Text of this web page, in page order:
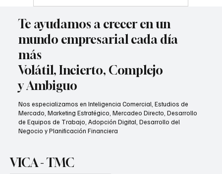
Te ayudamos a crecer en un
mundo empresarial cada día
más
Volátil, Incierto, Complejo
y Ambiguo
Nos especializamos en Inteligencia Comercial, Estudios de
Mercado, Marketing Estratégico, Mercadeo Directo, Desarrollo
de Equipos de Trabajo, Adopción Digital, Desarrollo del
Negocio y Planificación Financiera
VICA - TMC